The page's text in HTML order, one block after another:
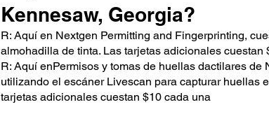
Kennesaw, Georgia?
R: Aquí en Nextgen Permitting and Fingerprinting,
almohadilla de tinta. Las tarjetas adicionales cuestan
R: Aquí enPermisos y tomas de huellas dactilares de
utilizando el escáner Livescan para capturar huellas
tarjetas adicionales cuestan $10 cada una